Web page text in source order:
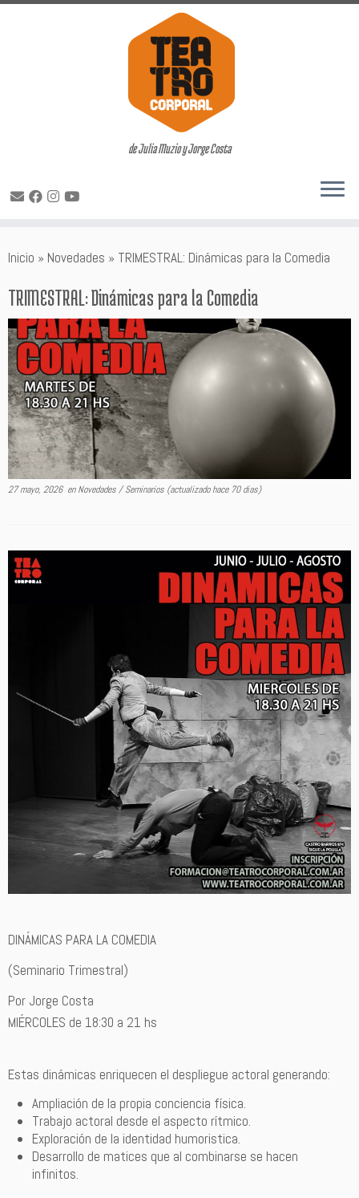
de Julia Muzio y Jorge Costa
Inicio » Novedades » TRIMESTRAL: Dinámicas para la Comedia
TRIMESTRAL: Dinámicas para la Comedia
27 mayo, 2026enNovedades/Seminarios (actualizado hace 70 dias)
DINÁMICAS PARA LA COMEDIA
(Seminario Trimestral)
Por Jorge Costa
MIÉRCOLES de 18:30 a 21 hs
Estas dinámicas enriquecen el despliegue actoral generando:
Ampliación de la propia conciencia física.
Trabajo actoral desde el aspecto rítmico.
Exploración de la identidad humoristica.
Desarrollo de matices que al combinarse se hacen
infinitos.